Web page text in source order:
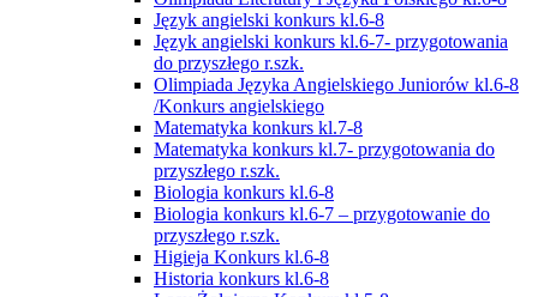
Język angielski konkurs kl.6-8
Język angielski konkurs kl.6-7- przygotowania
do przyszłego r.szk.
Olimpiada Języka Angielskiego Juniorów kl.6-8
/Konkurs angielskiego
Matematyka konkurs kl.7-8
Matematyka konkurs kl.7- przygotowania do
przyszłego r.szk.
Biologia konkurs kl.6-8
Biologia konkurs kl.6-7 – przygotowanie do
przyszłego r.szk.
Higieja Konkurs kl.6-8
Historia konkurs kl.6-8